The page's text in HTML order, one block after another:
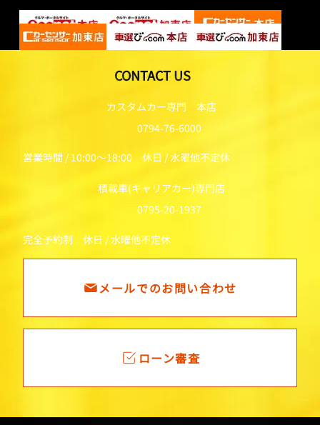
ローン審査
メールでのお問い合わせ
積載車(キャリアカー)専門店
0795-20-1937
完全予約制 休日 / 水曜他不定休
カスタムカー専門 本店
0794-76-6000
営業時間 / 10:00～18:00 休日 / 水曜他不定休
CONTACT US